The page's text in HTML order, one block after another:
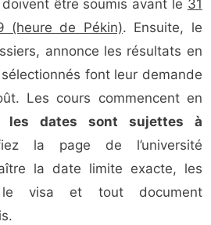
être soumis avant le 31
(heure de Pékin). Ensuite, le
annonce les résultats en
font leur demande
Les cours commencent en
les dates sont sujettes à
la page de l’université
la date limite exacte, les
le visa et tout document